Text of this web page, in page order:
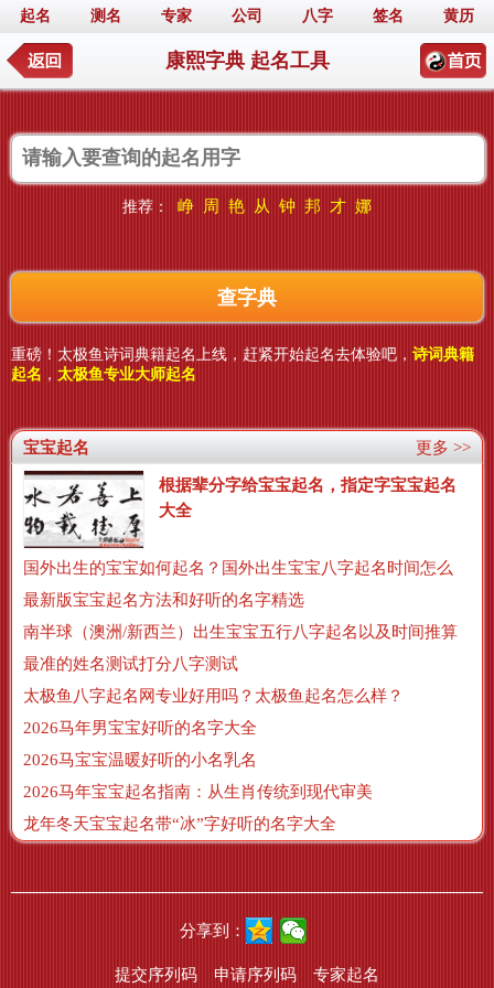
起名 测名 专家 公司 八字 签名 黄历
康熙字典 起名工具
推荐： 峥 周 艳 从 钟 邦 才 娜
重磅！太极鱼诗词典籍起名上线，赶紧开始起名去体验吧， 诗词典籍
起名 ， 太极鱼专业大师起名
更多 >>
宝宝起名
根据辈分字给宝宝起名，指定字宝宝起名
大全
最新版宝宝起名方法和好听的名字精选
南半球（澳洲/新西兰）出生宝宝五行八字起名以及时间推算
最准的姓名测试打分八字测试
太极鱼八字起名网专业好用吗？太极鱼起名怎么样？
2026马年男宝宝好听的名字大全
2026马宝宝温暖好听的小名乳名
2026马年宝宝起名指南：从生肖传统到现代审美
龙年冬天宝宝起名带“冰”字好听的名字大全
分享到：
提交序列码 申请序列码 专家起名